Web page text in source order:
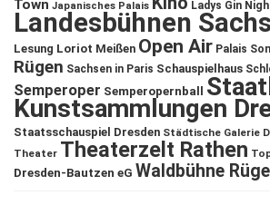
Town Japanisches Palais Ladys Gin
Landesbühnen
Lesung Loriot Meißen Open Air Palais
Rügen Sachsen in Paris Schauspielhaus
Semperoper Semperopernball
Kunstsammlungen
Staatsschauspiel Dresden Städtische Galerie
Theater Theaterzelt Rathen
Dresden-Bautzen eG Waldbühne